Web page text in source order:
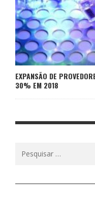
EXPANSÃO DE
30% EM 2018